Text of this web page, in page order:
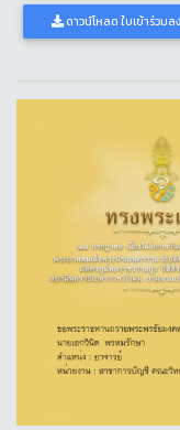
ดาวน์โหลด ใบเข้าร่วมล